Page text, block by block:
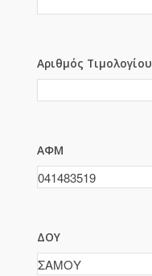
Αριθμός Τιμολογίου
ΑΦΜ
ΔΟΥ